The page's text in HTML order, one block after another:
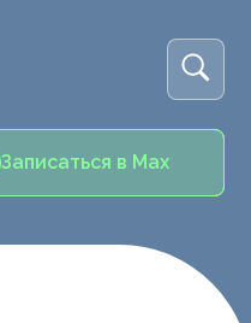
Записаться в Max